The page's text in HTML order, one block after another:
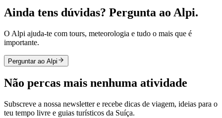
Ainda tens dúvidas? Pergunta ao Alpi.
O Alpi ajuda-te com tours, meteorologia e tudo o mais que é
importante.
Perguntar ao Alpi
Não percas mais nenhuma atividade
Subscreve a nossa newsletter e recebe dicas de viagem, ideias para o
teu tempo livre e guias turísticos da Suíça.